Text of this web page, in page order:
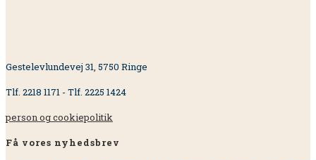
Gestelevlundevej 31, 5750 Ringe
Tlf. 2218 1171 - Tlf. 2225 1424
person og cookiepolitik
Få vores nyhedsbrev